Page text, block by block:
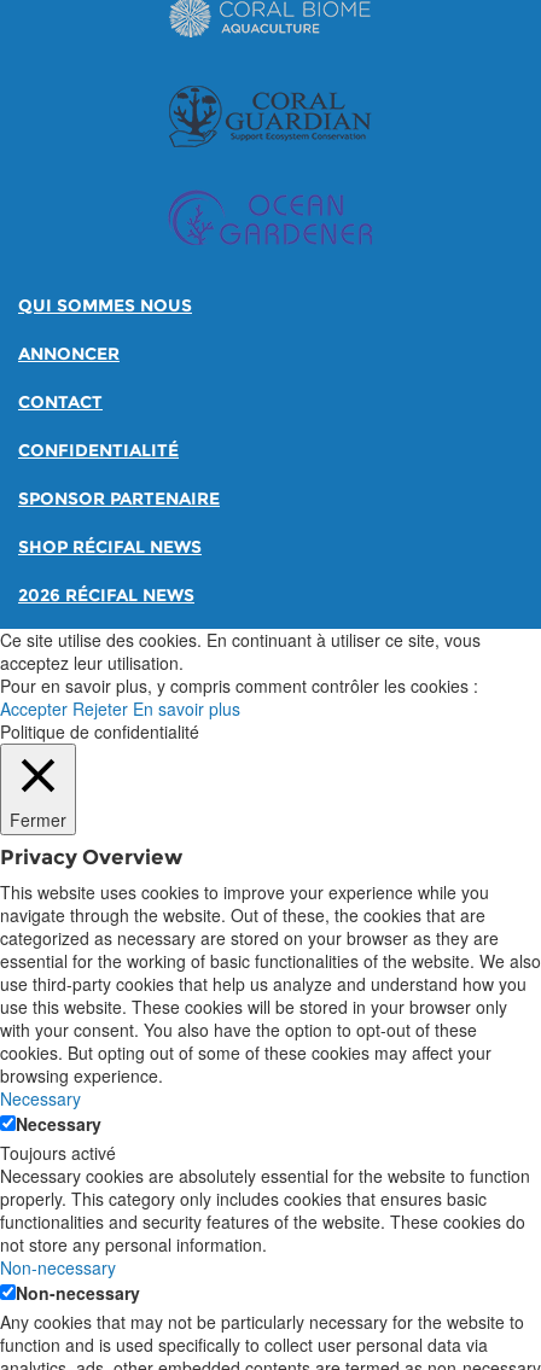
QUI SOMMES NOUS
ANNONCER
CONTACT
CONFIDENTIALITÉ
SPONSOR PARTENAIRE
SHOP RÉCIFAL NEWS
2026 RÉCIFAL NEWS
Ce site utilise des cookies. En continuant à utiliser ce site, vous
acceptez leur utilisation.
Pour en savoir plus, y compris comment contrôler les cookies :
Accepter Rejeter En savoir plus
Politique de confidentialité
Fermer
Privacy Overview
This website uses cookies to improve your experience while you
navigate through the website. Out of these, the cookies that are
categorized as necessary are stored on your browser as they are
essential for the working of basic functionalities of the website. We also
use third-party cookies that help us analyze and understand how you
use this website. These cookies will be stored in your browser only
with your consent. You also have the option to opt-out of these
cookies. But opting out of some of these cookies may affect your
browsing experience.
Necessary
Necessary
Toujours activé
Necessary cookies are absolutely essential for the website to function
properly. This category only includes cookies that ensures basic
functionalities and security features of the website. These cookies do
not store any personal information.
Non-necessary
Non-necessary
Any cookies that may not be particularly necessary for the website to
function and is used specifically to collect user personal data via